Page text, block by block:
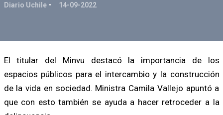
Diario Uchile 14-09-2022
El titular del Minvu destacó la importancia de los
espacios públicos para el intercambio y la construcción
de la vida en sociedad. Ministra Camila Vallejo apuntó a
que con esto también se ayuda a hacer retroceder a la